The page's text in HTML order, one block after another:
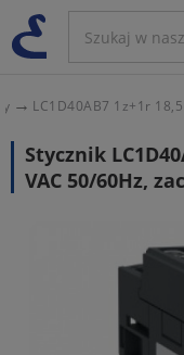
LC1D40AB7 1z+1r
Stycznik
VAC 50/60Hz,